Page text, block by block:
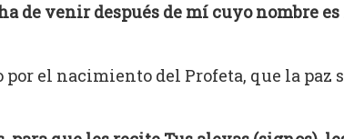
de venir después de mí cuyo nombre es
el nacimiento del Profeta, que la paz